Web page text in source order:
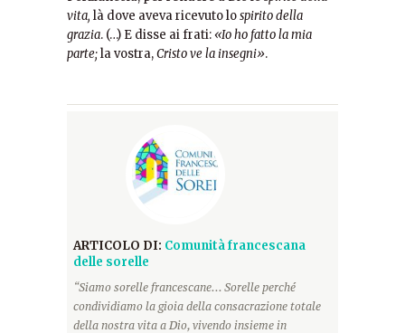
vita, là dove aveva ricevuto lospirito della
grazia. (…) E disse ai frati:«Io ho fatto la mia
parte;la vostra,Cristo ve la insegni».
ARTICOLO DI: Comunità francescana
delle sorelle
“Siamo sorelle francescane... Sorelle perché
condividiamo la gioia della consacrazione totale
della nostra vita a Dio, vivendo insieme in